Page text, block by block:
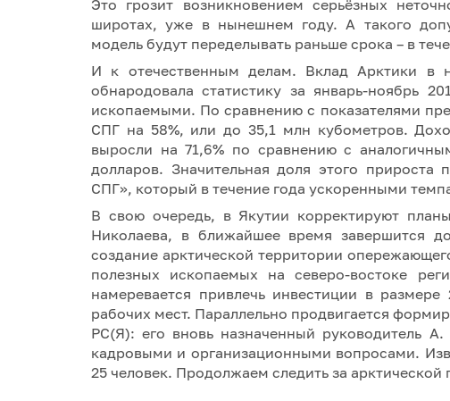
Это грозит возникновением серьёзных
широтах, уже в нынешнем году. А такого
модель будут переделывать раньше срока – в
И к отечественным делам. Вклад Арктики в
обнародовала статистику за январь-ноябрь
ископаемыми. По сравнению с показателями
СПГ на 58%, или до 35,1 млн кубометров.
выросли на 71,6% по сравнению с
долларов. Значительная доля этого прироста
СПГ», который в течение года ускоренными
В свою очередь, в Якутии корректируют
Николаева, в ближайшее время завершится
создание арктической территории
полезных ископаемых на северо-востоке
намеревается привлечь инвестиции в
рабочих мест. Параллельно продвигается
РС(Я): его вновь назначенный руководитель
кадровыми и организационными вопросами.
25 человек. Продолжаем следить за арктической